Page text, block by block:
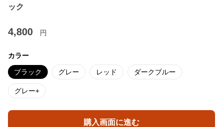
ック
4,800 円
カラー
ブラック グレー レッド ダークブルー
グレー+
購入画面に進む